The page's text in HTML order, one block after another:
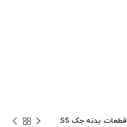
قطعات بدنه جک S5